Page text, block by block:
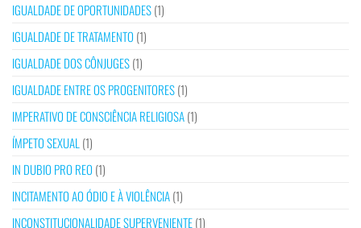
IGUALDADE DE OPORTUNIDADES(1)
IGUALDADE DE TRATAMENTO (1)
IGUALDADE DOS CÔNJUGES(1)
IGUALDADE ENTRE OS PROGENITORES(1)
IMPERATIVO DE CONSCIÊNCIA RELIGIOSA(1)
ÍMPETO SEXUAL (1)
IN DUBIO PRO REO (1)
INCITAMENTO AO ÓDIO E À VIOLÊNCIA(1)
INCONSTITUCIONALIDADE SUPERVENIENTE(1)